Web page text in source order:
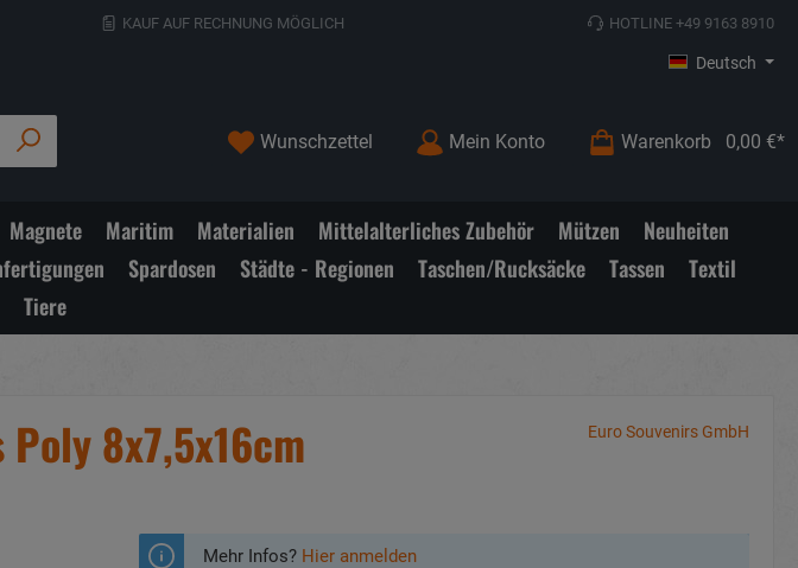
KAUF AUF RECHNUNG MÖGLICH HOTLINE +49 9163 8910
Deutsch
Wunschzettel Mein Konto Warenkorb 0,00 €*
Magnete Maritim Materialien Mittelalterliches Zubehör Mützen
Neuheiten
Spardosen Städte - Regionen Taschen/Rucksäcke Tassen
Textil
Tiere
8x7,5x16cm Euro Souvenirs GmbH
Mehr Infos? Hier anmelden